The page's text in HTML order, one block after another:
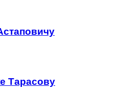
Тарасову